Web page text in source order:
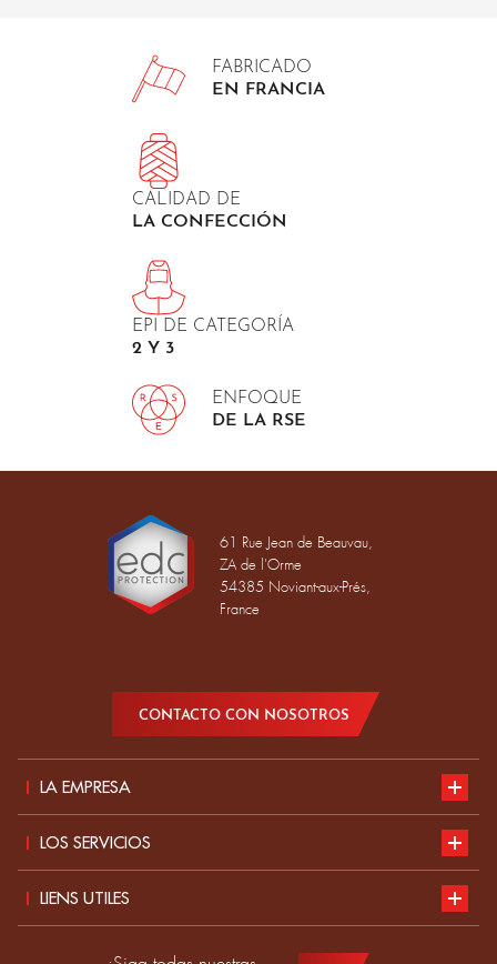
FABRICADO
EN FRANCIA
CALIDAD DE
LA CONFECCIÓN
EPI DE CATEGORÍA
2 Y 3
ENFOQUE
DE LA RSE
61 Rue Jean de Beauvau,
ZA de l'Orme
54385 Noviant-aux-Prés,
France
CONTACTO CON NOSOTROS
LA EMPRESA
Desarrollo sostenible
LOS SERVICIOS
Normas EPI
LIENS UTILES